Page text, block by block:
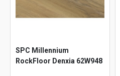
SPC Millennium
RockFloor Denxia 62W948